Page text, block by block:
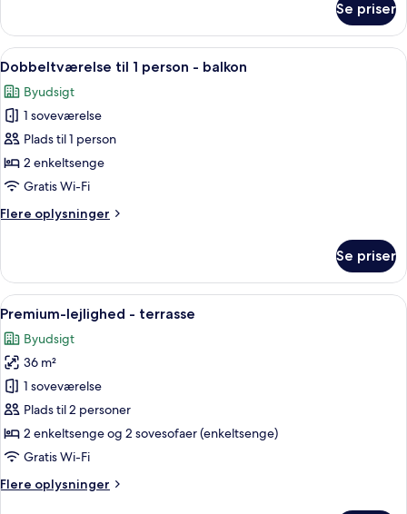
-
balkon
Se priser
Indlæs
alle
billeder
af
Dobbeltværelse
til
1
-
Et hotelværelse med en stor seng,
5
Dobbeltværelse til 1 person - balkon
Byudsigt
1 soveværelse
Plads til 1 person
2 enkeltsenge
Gratis Wi-Fi
Flere oplysninger
Flere
til
person
balkon
Se priser
Indlæs
alle
billeder
af
Premium-
lejlighed
-
terrasse
Et hotelværelse med en stor seng,
5
Premium-lejlighed - terrasse
Byudsigt
36 m²
1 soveværelse
Plads til 2 personer
2 enkeltsenge og 2 sovesofaer (enkeltsenge)
Gratis Wi-Fi
Flere oplysninger
Flere